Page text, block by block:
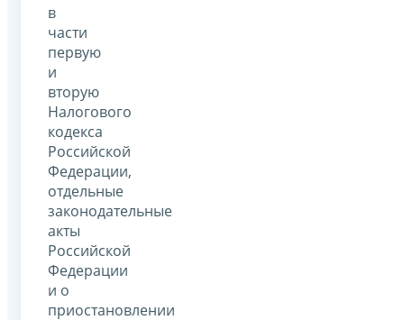
в
части
первую
и
вторую
Налогового
кодекса
Российской
Федерации,
отдельные
законодательные
акты
Российской
Федерации
и о
приостановлении